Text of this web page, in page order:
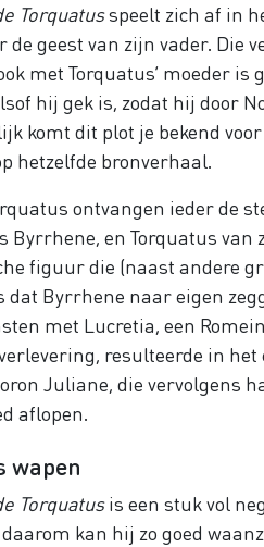
Torquatusspeelt zich af in
de geest van zijn vader. Die
met Torquatus’ moeder
hij gek is, zodat hij door
komt dit plot je bekend
hetzelfde bronverhaal.
ontvangen ieder de
Byrrhene, en Torquatus
figuur die (naast andere
dat Byrrhene naar eigen
met Lucretia, een
resulteerde in
Juliane, die vervolgens
aflopen.
wapen
Torquatusis een stuk vol
kan hij zo goed